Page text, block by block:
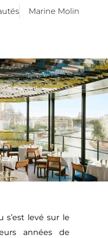
Marine Molin
s’est levé sur le
années de